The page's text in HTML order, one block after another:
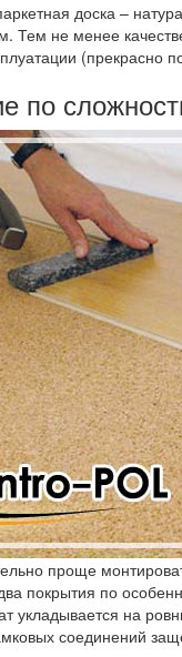
доска –
Тем не менее
(прекрасно
по
проще
покрытия по
укладывается на
соединений